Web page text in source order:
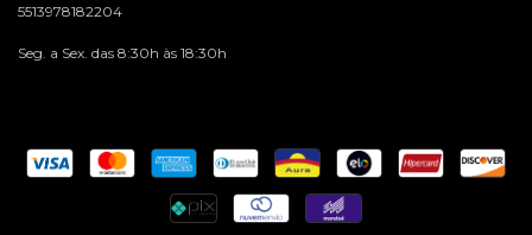
5513978182204
Seg. a Sex. das 8:30h às 18:30h